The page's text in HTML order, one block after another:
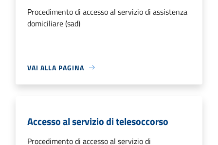
Procedimento di accesso al servizio di assistenza
domiciliare (sad)
VAI ALLA PAGINA
Accesso al servizio di telesoccorso
Procedimento di accesso al servizio di